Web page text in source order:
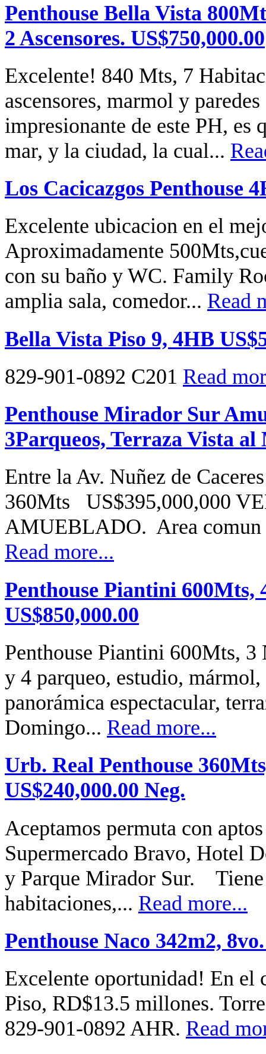
Penthouse Bella Vista
2 Ascensores. US$750,000.00
Excelente! 840 Mts, 7
ascensores, marmol y
impresionante de este PH, es
mar, y la ciudad, la cual...
Los Cacicazgos Penthouse
Excelente ubicacion en el
Aproximadamente
con su baño y WC. Family
amplia sala, comedor... Read
Bella Vista Piso 9, 4HB
829-901-0892 C201 Read
Penthouse Mirador Sur
3Parqueos, Terraza Vista al
Entre la Av. Nuñez de
360Mts US$395,000,000
AMUEBLADO. Area comun
Read more...
Penthouse Piantini 600Mts,
US$850,000.00
Penthouse Piantini 600Mts,
y 4 parqueo, estudio,
panorámica espectacular,
Domingo... Read more...
Urb. Real Penthouse
US$240,000.00 Neg.
Aceptamos permuta con
Supermercado Bravo, Hotel
y Parque Mirador Sur.
habitaciones,... Read more...
Penthouse Naco 342m2,
Excelente oportunidad! En el
Piso, RD$13.5 millones.
829-901-0892 AHR. Read